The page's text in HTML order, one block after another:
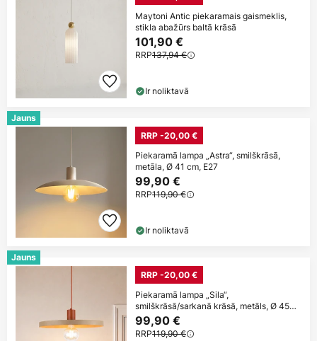
Maytoni Antic piekaramais gaismeklis,
stikla abažūrs baltā krāsā
101,90 €
RRP137,94 €
Ir noliktavā
Jauns
RRP -20,00 €
Piekaramā lampa „Astra“, smilškrāsā,
metāla, Ø 41 cm, E27
99,90 €
RRP119,90 €
Ir noliktavā
Jauns
RRP -20,00 €
Piekaramā lampa „Sila“,
smilškrāsā/sarkanā krāsā, metāls, Ø 45
cm, E27
99,90 €
RRP119,90 €